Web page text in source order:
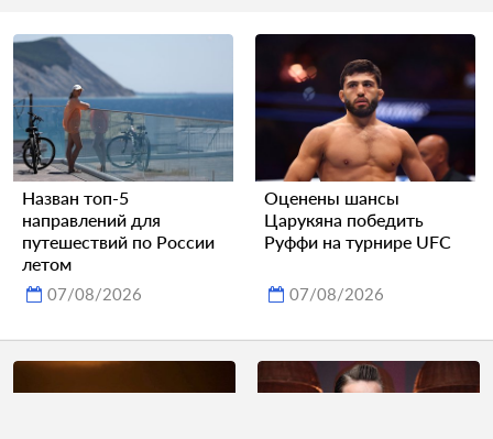
Назван топ-5
направлений для
путешествий по России
летом
07/08/2026
Оценены шансы
Царукяна победить
Руффи на турнире UFC
07/08/2026